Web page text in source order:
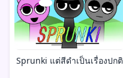
Sprunki แต่สีดำเป็นเรื่องปกติ